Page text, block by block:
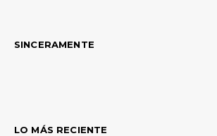
SINCERAMENTE
LO MÁS RECIENTE